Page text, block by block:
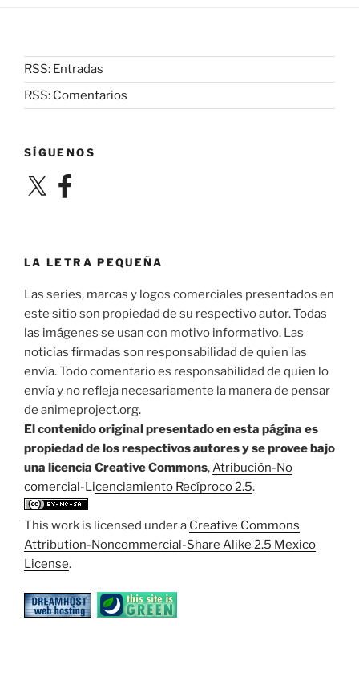
RSS: Entradas
RSS: Comentarios
SÍGUENOS
X Facebook
LA LETRA PEQUEÑA
Las series, marcas y logos comerciales presentados en
este sitio son propiedad de su respectivo autor. Todas
las imágenes se usan con motivo informativo. Las
noticias firmadas son responsabilidad de quien las
envía. Todo comentario es responsabilidad de quien lo
envía y no refleja necesariamente la manera de pensar
de animeproject.org.
El contenido original presentado en esta página es
propiedad de los respectivos autores y se provee bajo
una licencia Creative Commons,Atribución-No
comercial-Licenciamiento Recíproco 2.5.
This work is licensed under a Creative Commons
Attribution-Noncommercial-Share Alike 2.5 Mexico
License.